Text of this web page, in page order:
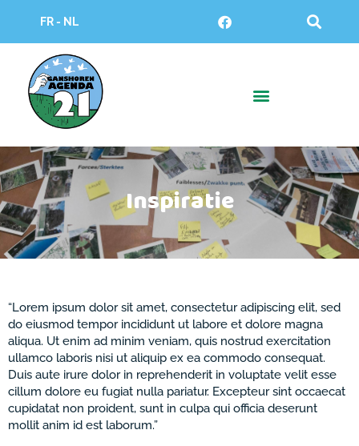
de
FR - NL
F
a
c
Inspiratie
“Lorem ipsum dolor sit amet, consectetur adipiscing elit, sed
do eiusmod tempor incididunt ut labore et dolore magna
aliqua. Ut enim ad minim veniam, quis nostrud exercitation
ullamco laboris nisi ut aliquip ex ea commodo consequat.
Duis aute irure dolor in reprehenderit in voluptate velit esse
cillum dolore eu fugiat nulla pariatur. Excepteur sint occaecat
cupidatat non proident, sunt in culpa qui officia deserunt
mollit anim id est laborum.”